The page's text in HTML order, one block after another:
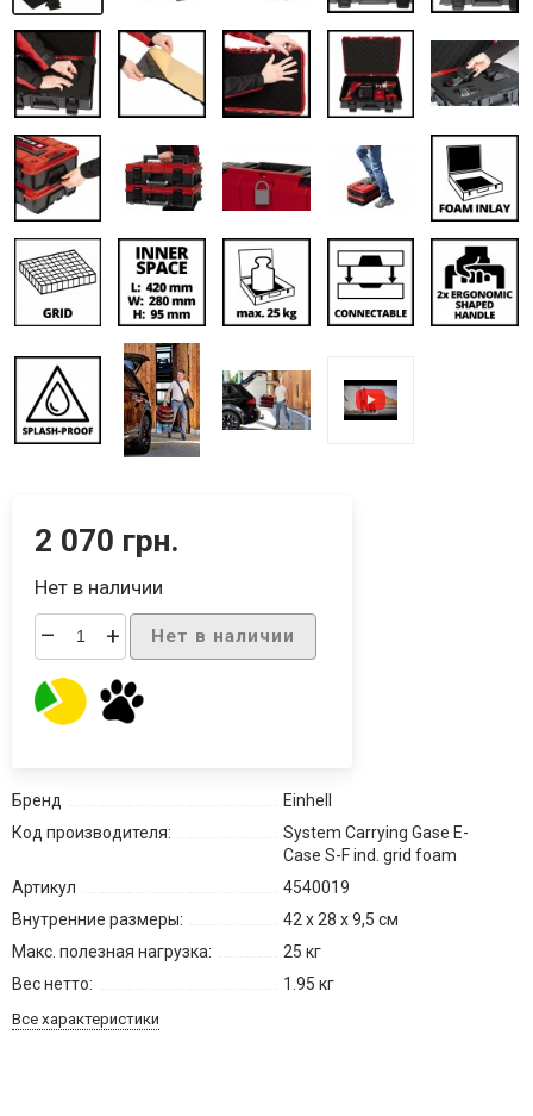
2 070 грн.
Нет в наличии
– + Нет в наличии
Бренд
Einhell
Код производителя:
System Carrying Gase E-
Case S-F ind. grid foam
Артикул
4540019
Внутренние размеры:
42 x 28 x 9,5 см
Макс. полезная нагрузка:
25 кг
Вес нетто:
1.95 кг
Все характеристики